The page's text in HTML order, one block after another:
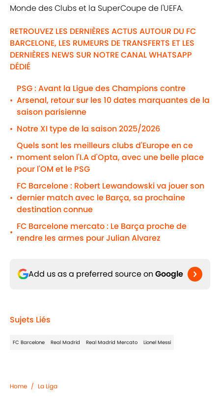
Monde des Clubs et la SuperCoupe de l'UEFA.
RETROUVEZ LES DERNIÈRES ACTUS AUTOUR DU FC
BARCELONE, LES RUMEURS DE TRANSFERTS ET LES
DERNIÈRES NEWS SUR NOTRE CANAL WHATSAPP
DÉDIÉ
•
PSG : Avant la Ligue des Champions contre
Arsenal, retour sur les 10 dates marquantes de la
saison parisienne
• Notre XI type de la saison 2025/2026
•
Quels sont les meilleurs clubs d'Europe en ce
moment selon l'I.A d'Opta, avec une belle place
pour l'OM et le PSG
•
FC Barcelone : Robert Lewandowski va jouer son
dernier match avec le Barça, sa prochaine
destination connue
•
FC Barcelone mercato : Le Barça proche de
rendre les armes pour Julian Alvarez
Add us as a preferred source on Google
Sujets Liés
FC Barcelone Real Madrid Real Madrid Mercato Lionel Messi
Home / La Liga